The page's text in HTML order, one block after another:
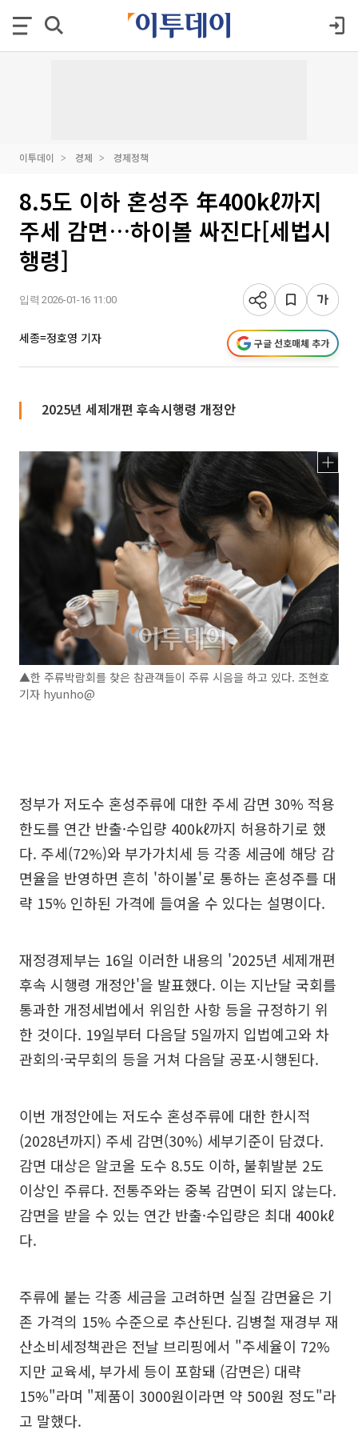
이투데이 경제 경제정책
8.5도 이하 혼성주 年400kℓ까지
주세 감면…하이볼 싸진다[세법시
행령]
입력 2026-01-16 11:00
세종=정호영 기자 구글 선호매체 추가
2025년 세제개편 후속시행령 개정안
▲한 주류박람회를 찾은 참관객들이 주류 시음을 하고 있다. 조현호
기자 hyunho@
정부가 저도수 혼성주류에 대한 주세 감면 30% 적용
한도를 연간 반출·수입량 400kℓ까지 허용하기로 했
다. 주세(72%)와 부가가치세 등 각종 세금에 해당 감
면율을 반영하면 흔히 '하이볼'로 통하는 혼성주를 대
략 15% 인하된 가격에 들여올 수 있다는 설명이다.
재정경제부는 16일 이러한 내용의 '2025년 세제개편
후속 시행령 개정안'을 발표했다. 이는 지난달 국회를
통과한 개정세법에서 위임한 사항 등을 규정하기 위
한 것이다. 19일부터 다음달 5일까지 입법예고와 차
관회의·국무회의 등을 거쳐 다음달 공포·시행된다.
이번 개정안에는 저도수 혼성주류에 대한 한시적
(2028년까지) 주세 감면(30%) 세부기준이 담겼다.
감면 대상은 알코올 도수 8.5도 이하, 불휘발분 2도
이상인 주류다. 전통주와는 중복 감면이 되지 않는다.
감면을 받을 수 있는 연간 반출·수입량은 최대 400kℓ
다.
주류에 붙는 각종 세금을 고려하면 실질 감면율은 기
존 가격의 15% 수준으로 추산된다. 김병철 재경부 재
산소비세정책관은 전날 브리핑에서 "주세율이 72%
지만 교육세, 부가세 등이 포함돼 (감면은) 대략
15%"라며 "제품이 3000원이라면 약 500원 정도"라
고 말했다.